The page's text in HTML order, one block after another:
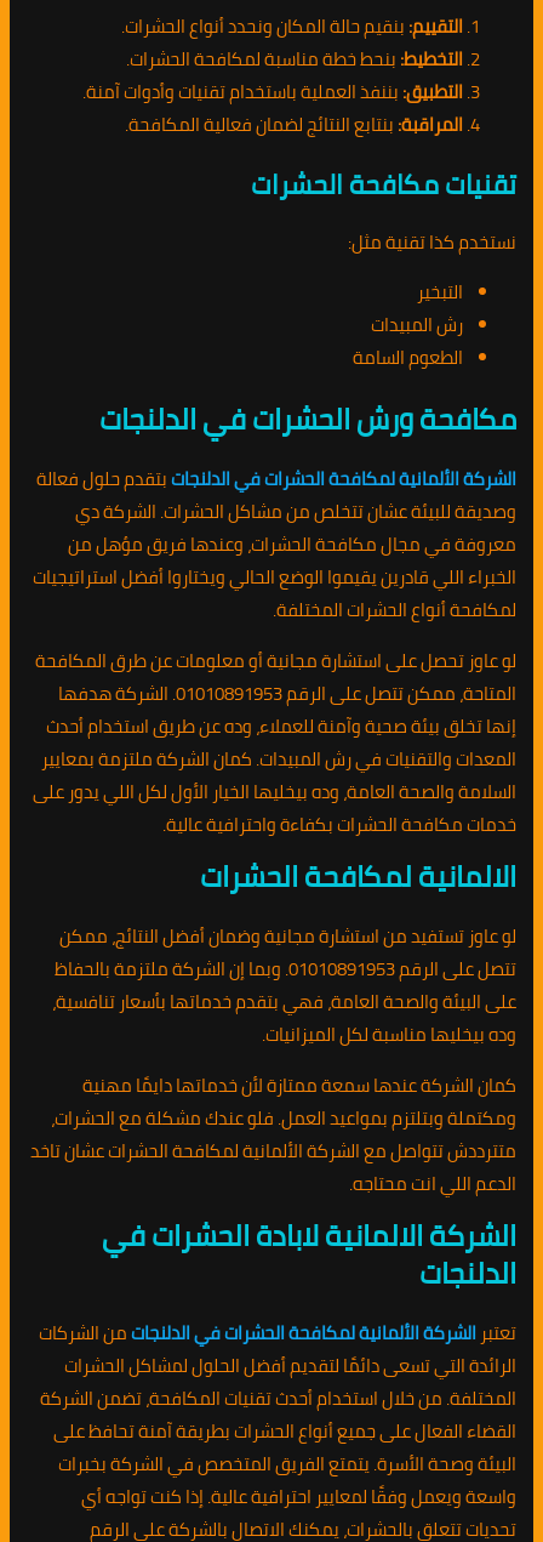
التقييم:بنقيم حالة المكان ونحدد أنواع الحشرات.
التخطيط:بنحط خطة مناسبة لمكافحة الحشرات.
التطبيق:بننفذ العملية باستخدام تقنيات وأدوات آمنة.
المراقبة:بنتابع النتائج لضمان فعالية المكافحة.
تقنيات مكافحة الحشرات
نستخدم كذا تقنية مثل:
التبخير
رش المبيدات
الطعوم السامة
مكافحة ورش الحشرات في الدلنجات
الشركة الألمانية لمكافحة الحشرات في الدلنجاتبتقدم حلول فعالة
وصديقة للبيئة عشان تتخلص من مشاكل الحشرات. الشركة دي
معروفة في مجال مكافحة الحشرات، وعندها فريق مؤهل من
الخبراء اللي قادرين يقيموا الوضع الحالي ويختاروا أفضل استراتيجيات
لمكافحة أنواع الحشرات المختلفة.
لو عاوز تحصل على استشارة مجانية أو معلومات عن طرق المكافحة
المتاحة، ممكن تتصل على الرقم 01010891953. الشركة هدفها
إنها تخلق بيئة صحية وآمنة للعملاء، وده عن طريق استخدام أحدث
المعدات والتقنيات في رش المبيدات. كمان الشركة ملتزمة بمعايير
السلامة والصحة العامة، وده بيخليها الخيار الأول لكل اللي يدور على
خدمات مكافحة الحشرات بكفاءة واحترافية عالية.
الالمانية لمكافحة الحشرات
لو عاوز تستفيد من استشارة مجانية وضمان أفضل النتائج، ممكن
تتصل على الرقم 01010891953. وبما إن الشركة ملتزمة بالحفاظ
على البيئة والصحة العامة، فهي بتقدم خدماتها بأسعار تنافسية،
وده بيخليها مناسبة لكل الميزانيات.
كمان الشركة عندها سمعة ممتازة لأن خدماتها دايمًا مهنية
ومكتملة وبتلتزم بمواعيد العمل. فلو عندك مشكلة مع الحشرات،
متترددش تتواصل مع الشركة الألمانية لمكافحة الحشرات عشان تاخد
الدعم اللي انت محتاجه.
الشركة الالمانية لابادة الحشرات في
الدلنجات
تعتبر الشركة الألمانية لمكافحة الحشرات في الدلنجاتمن الشركات
الرائدة التي تسعى دائمًا لتقديم أفضل الحلول لمشاكل الحشرات
المختلفة. من خلال استخدام أحدث تقنيات المكافحة، تضمن الشركة
القضاء الفعال على جميع أنواع الحشرات بطريقة آمنة تحافظ على
البيئة وصحة الأسرة. يتمتع الفريق المتخصص في الشركة بخبرات
واسعة ويعمل وفقًا لمعايير احترافية عالية. إذا كنت تواجه أي
تحديات تتعلق بالحشرات، يمكنك الاتصال بالشركة على الرقم